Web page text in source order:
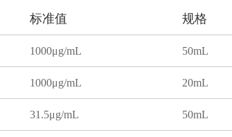
标准值 规格
1000μg/mL 50mL
1000μg/mL 20mL
31.5μg/mL 50mL